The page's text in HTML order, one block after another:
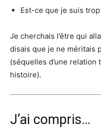
Est-ce que je suis
Je cherchais l’être qui
disais que je ne méritais
(séquelles d’une relation
histoire).
J’ai compris…